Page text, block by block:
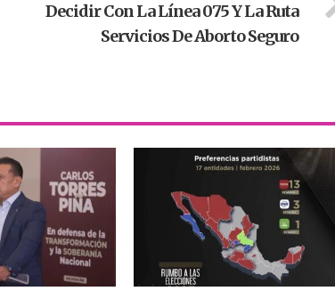
Decidir Con La Línea 075 Y La Ruta
Servicios De Aborto Seguro